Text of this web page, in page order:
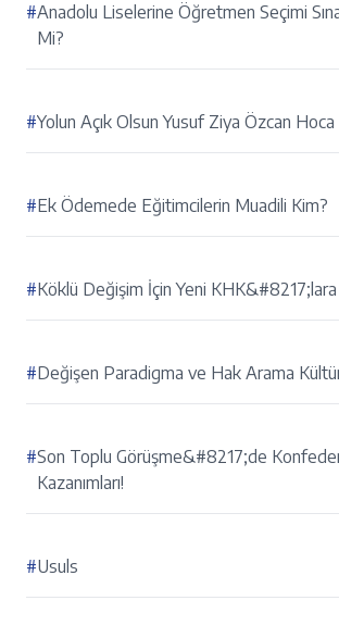
#Anadolu Liselerine Öğretmen Seçimi
Mi?
#Yolun Açık Olsun Yusuf Ziya Özcan Hoca
#Ek Ödemede Eğitimcilerin Muadili Kim?
#Köklü Değişim İçin Yeni
#Değişen Paradigma ve Hak Arama
#Son Toplu Görüşme&#8217;de
Kazanımları!
#Usuls